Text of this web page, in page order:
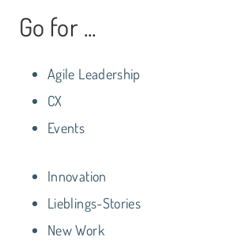
Go for ...
Agile Leadership
CX
Events
Innovation
Lieblings-Stories
New Work